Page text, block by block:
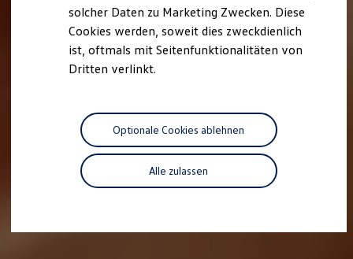
#wedriveproud
Besitzer und Service
Software Updates
Service und Ersatzteile
Motorenöl und Flüssigkeiten
Räder und Reifen
Pannen- und Unfallhilfe
Economy Service
Volkswagen Teile
Zubehör
solcher Daten zu Marketing Zwecken. Diese
Cookies werden, soweit dies zweckdienlich
ist, oftmals mit Seitenfunktionalitäten von
Dritten verlinkt.
Alle zulassen
Optionale Cookies ablehnen